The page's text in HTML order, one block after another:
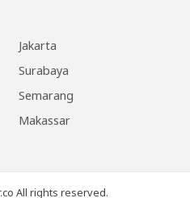
Jakarta
Surabaya
Semarang
Makassar
All rights reserved.